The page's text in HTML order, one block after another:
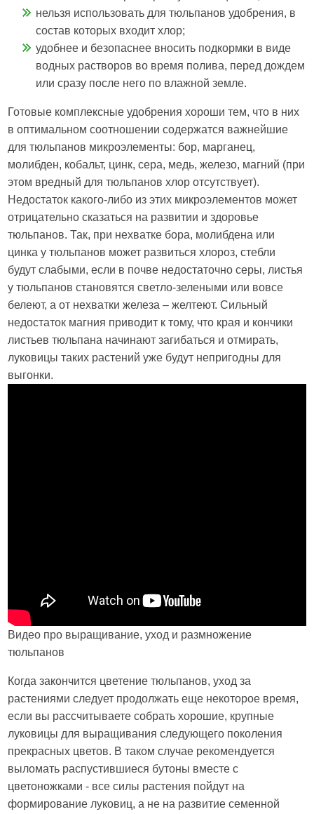
нельзя использовать для тюльпанов удобрения, в
состав которых входит хлор;
удобнее и безопаснее вносить подкормки в виде
водных растворов во время полива, перед дождем
или сразу после него по влажной земле.
Готовые комплексные удобрения хороши тем, что в них
в оптимальном соотношении содержатся важнейшие
для тюльпанов микроэлементы: бор, марганец,
молибден, кобальт, цинк, сера, медь, железо, магний (при
этом вредный для тюльпанов хлор отсутствует).
Недостаток какого-либо из этих микроэлементов может
отрицательно сказаться на развитии и здоровье
тюльпанов. Так, при нехватке бора, молибдена или
цинка у тюльпанов может развиться хлороз, стебли
будут слабыми, если в почве недостаточно серы, листья
у тюльпанов становятся светло-зелеными или вовсе
белеют, а от нехватки железа – желтеют. Сильный
недостаток магния приводит к тому, что края и кончики
листьев тюльпана начинают загибаться и отмирать,
луковицы таких растений уже будут непригодны для
выгонки.
Видео про выращивание, уход и размножение
тюльпанов
Когда закончится цветение тюльпанов, уход за
растениями следует продолжать еще некоторое время,
если вы рассчитываете собрать хорошие, крупные
луковицы для выращивания следующего поколения
прекрасных цветов. В таком случае рекомендуется
выломать распустившиеся бутоны вместе с
цветоножками - все силы растения пойдут на
формирование луковиц, а не на развитие семенной